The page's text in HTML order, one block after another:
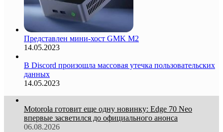
Представлен мини-хост GMK M2
14.05.2023
В Discord произошла массовая утечка пользовательских
данных
14.05.2023
Motorola готовит еще одну новинку: Edge 70 Neo
впервые засветился до официального анонса
06.08.2026